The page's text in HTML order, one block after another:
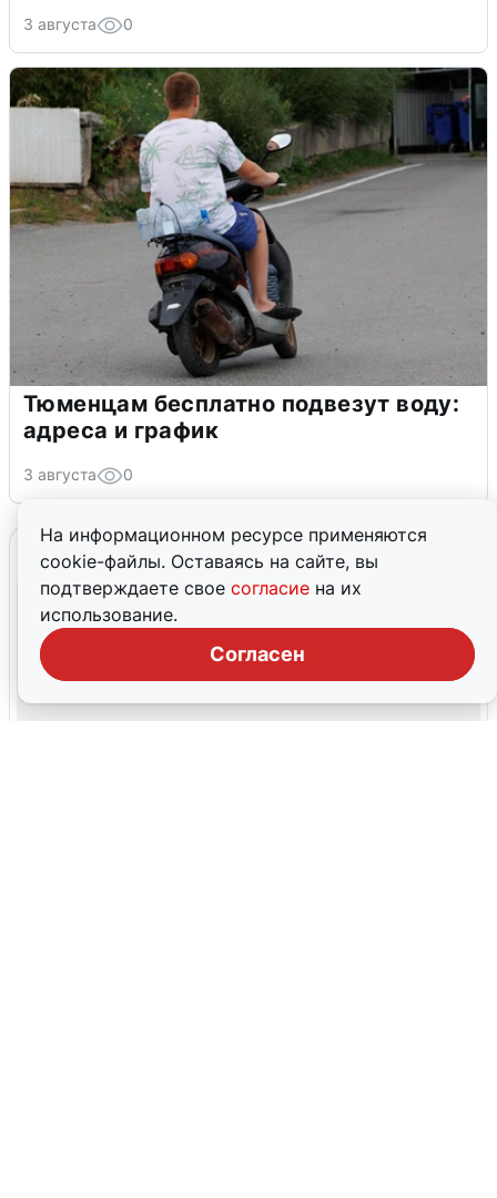
На информационном ресурсе применяются
cookie-файлы. Оставаясь на сайте, вы
подтверждаете свое согласие на их
использование.
Согласен
3 августа 0
Тюменцам бесплатно подвезут воду:
адреса и график
3 августа 0